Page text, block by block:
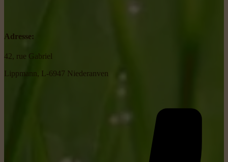
Adresse:
42, rue Gabriel
Lippmann, L-6947 Niederanven